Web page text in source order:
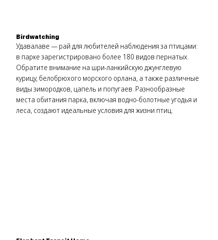
Birdwatching
Удавалаве — рай для любителей наблюдения за птицами:
в парке зарегистрировано более 180 видов пернатых.
Обратите внимание на шри-ланкийскую джунглевую
курицу, белобрюхого морского орлана, а также различные
виды зимородков, цапель и попугаев. Разнообразные
места обитания парка, включая водно-болотные угодья и
леса, создают идеальные условия для жизни птиц.